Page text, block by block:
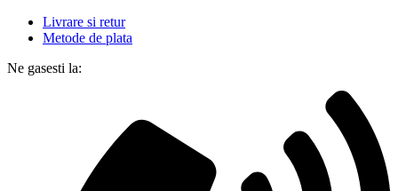
Livrare si retur
Metode de plata
Ne gasesti la: